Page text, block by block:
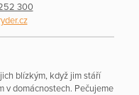
300
blízkým, když jim stáří
v domácnostech. Pečujeme